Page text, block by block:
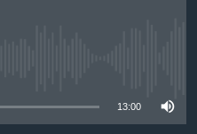
13:00